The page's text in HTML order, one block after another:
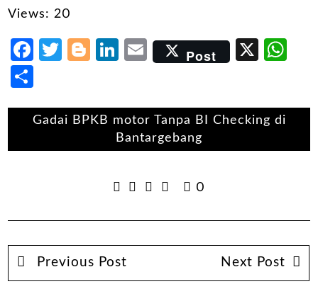
Views: 20
Facebook
Twitter
Blogger
LinkedIn
Email
Post X
Gadai BPKB motor Tanpa BI Checking di
Bantargebang
0
Previous Post Next Post